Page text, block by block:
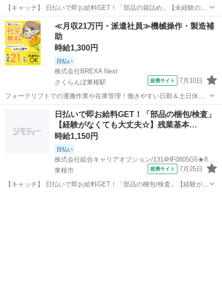
【キャッチ】 日払いで即お給料GET！「部品の袋詰め」【未経験の方
大歓迎♪】プライベートも充実♪土日祝休！程よく残業で収入にプラス♪
高！ 【コメント】 製造のお仕事をお探しの方必見！ 「経験ないけど
大丈夫かな・・・」 「...
山形 東根市 仕分け
≪月収21万円・派遣社員≫機械操作・製造補
助
時給1,300円
日払い
株式会社BREXA Next
さくらんぼ東根駅
提携サイト 7月10日
フォークリフトでの運搬作業や在庫管理！働きやすい日勤＆土日休み
★残業少なめ◎自社正社員登用制度あり！空調完備で働きやすい★食
堂利用可◎日払いあり◎マイカー通勤可！《山形県東根市》 人気の工
場のお仕事 ・フォークリフトを使用...
東根市 さくらんぼ東根駅 その他
日払いで即お給料GET！「部品の梱包/検査」
【経験がなくても大丈夫☆】残業基本…
時給1,150円
日払い
株式会社綜合キャリアオプション/1314HF0805G5★80-N
東根市
提携サイト 7月25日
【キャッチ】 日払いで即お給料GET！「部品の梱包/検査」【経験がな